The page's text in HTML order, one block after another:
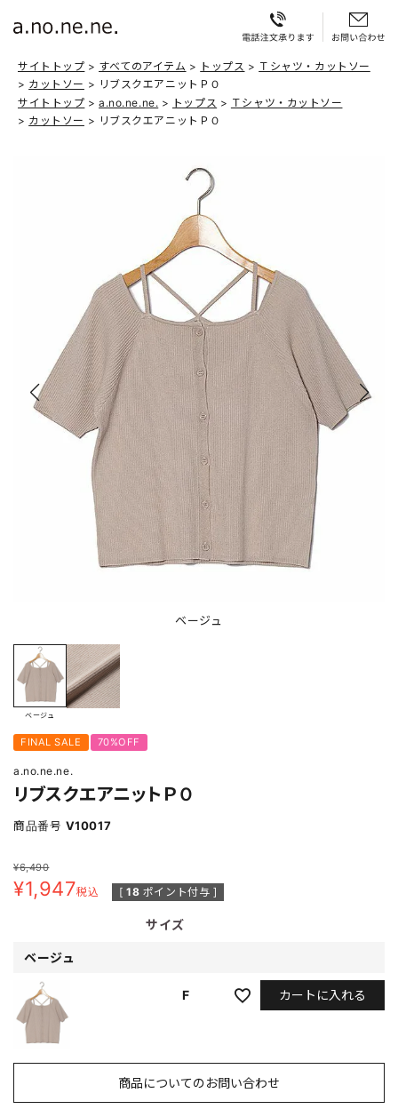
サイトトップ すべてのアイテム トップス
Ｔシャツ・カットソー
カットソー
リブスクエアニットＰＯ
サイトトップ
a.no.ne.ne. トップス
Ｔシャツ・カットソー
カットソー
リブスクエアニットＰＯ
ベージュ
ベージュ
FINAL SALE 70%OFF
a.no.ne.ne.
リブスクエアニットＰＯ
商品番号 V10017
¥6,490
¥1,947税込 [ 18 ポイント付与 ]
サイズ
ベージュ
F カートに入れる
商品についてのお問い合わせ